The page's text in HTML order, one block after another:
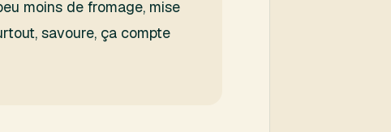
moins de fromage, mise
savoure, ça compte